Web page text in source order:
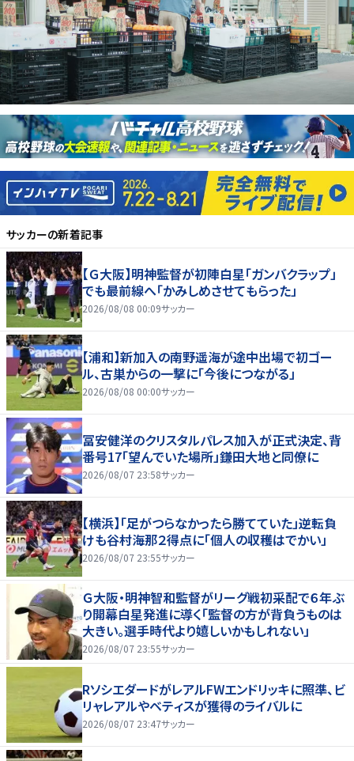
サッカーの新着記事
【Ｇ大阪】明神監督が初陣白星「ガンバクラップ」
でも最前線へ「かみしめさせてもらった」
2026/08/08 00:09サッカー
【浦和】新加入の南野遥海が途中出場で初ゴー
ル、古巣からの一撃に「今後につながる」
2026/08/08 00:00サッカー
冨安健洋のクリスタルパレス加入が正式決定、背
番号17「望んでいた場所」鎌田大地と同僚に
2026/08/07 23:58サッカー
【横浜】「足がつらなかったら勝てていた」逆転負
けも谷村海那２得点に「個人の収穫はでかい」
2026/08/07 23:55サッカー
Ｇ大阪・明神智和監督がリーグ戦初采配で６年ぶ
り開幕白星発進に導く「監督の方が背負うものは
大きい。選手時代より嬉しいかもしれない」
2026/08/07 23:55サッカー
RソシエダードがレアルFWエンドリッキに照準、ビ
リャレアルやベティスが獲得のライバルに
2026/08/07 23:47サッカー